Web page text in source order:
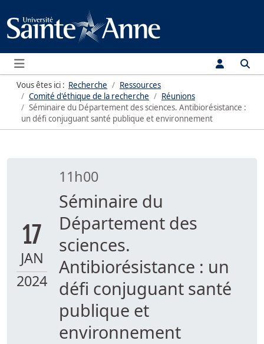
Menu
Vous êtes ici : Recherche
Ressources
Comité d'éthique de la recherche
Réunions
Séminaire du Département des sciences. Antibiorésistance :
un défi conjuguant santé publique et environnement
17
JAN
2024
11h00
Séminaire du
Département des
sciences.
Antibiorésistance : un
défi conjuguant santé
publique et
environnement